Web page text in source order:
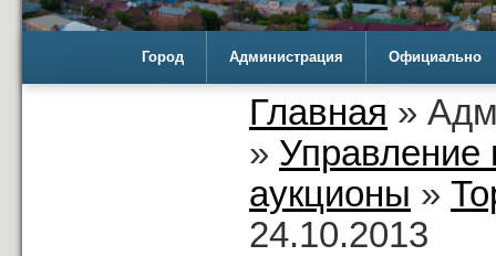
Город Администрация Официально
Главная »
» Управление
аукционы »
24.10.2013